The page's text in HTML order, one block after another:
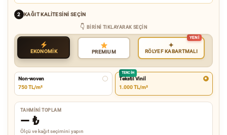
2 KAĞIT KALITESINI SEÇIN
BIRINI TIKLAYARAK SEÇIN
EKONOMİK PREMIUM
✦
RÖLYEF KABARTMALI
Non-woven
750 TL/m²
TERCIH
Tekstil Vinil
1.000 TL/m²
TAHMINI TOPLAM
— ₺
Ölçü ve kağıt seçimini yapın